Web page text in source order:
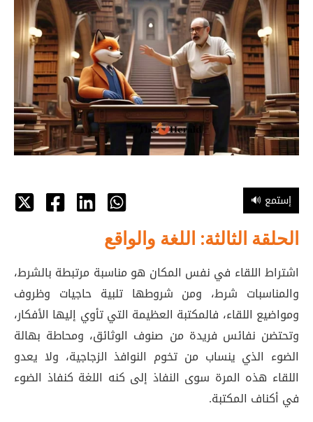
🔊 إستمع
الحلقة الثالثة: اللغة والواقع
اشتراط اللقاء في نفس المكان هو مناسبة مرتبطة بالشرط،
والمناسبات شرط، ومن شروطها تلبية حاجيات وظروف
ومواضيع اللقاء، فالمكتبة العظيمة التي تأوي إليها الأفكار،
وتحتضن نفائس فريدة من صنوف الوثائق، ومحاطة بهالة
الضوء الذي ينساب من تخوم النوافذ الزجاجية، ولا يعدو
اللقاء هذه المرة سوى النفاذ إلى كنه اللغة كنفاذ الضوء
في أكناف المكتبة.